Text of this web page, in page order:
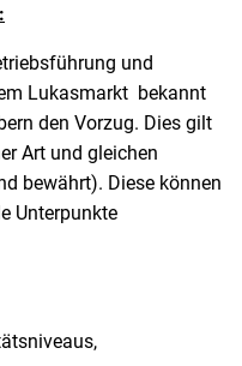
und
Lukasmarkt bekannt
den Vorzug. Dies gilt
Art und gleichen
bewährt). Diese können
Unterpunkte